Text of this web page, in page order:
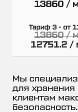
13860 /
13860 /
12751.2 /
Мы
для
клиентам